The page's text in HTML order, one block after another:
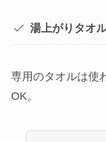
湯上がりタオ
専用のタオルは使
OK。